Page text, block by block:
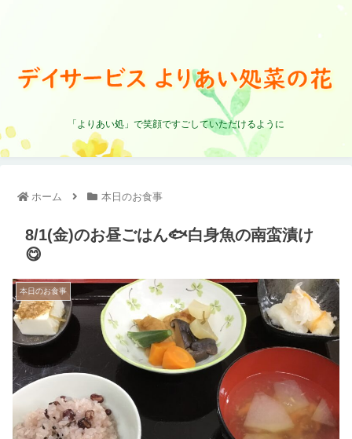
「よりあい処」で笑顔ですごしていただけるように
ホーム 本日のお食事
8/1(金)のお昼ごはん🐟白身魚の南蛮漬け
😋
本日のお食事